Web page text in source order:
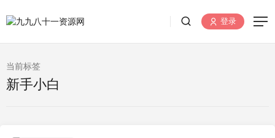
登录
当前标签
新手小白